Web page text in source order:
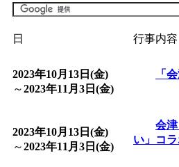
間：2026/
「皆鶴姫の
」 受付
「子育て講
日 行事内容
2023年10月13日(金)
～2023年11月3日(金)
「
2023年10月13日(金)
～2023年11月3日(金)
会
い」コ